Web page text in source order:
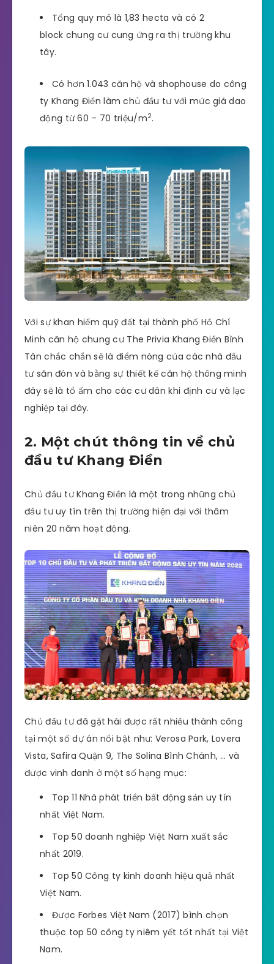
Tổng quy mô là 1,83 hecta và có 2
block chung cư cung ứng ra thị trường khu
tây.
Có hơn 1.043 căn hộ và shophouse do công
ty Khang Điền làm chủ đầu tư với mức giá dao
động từ 60 – 70 triệu/m2.
Với sự khan hiếm quỹ đất tại thành phố Hồ Chí
Minh căn hộ chung cư The Privia Khang Điền Bình
Tân chắc chắn sẽ là điểm nóng của các nhà đầu
tư săn đón và bằng sự thiết kế căn hộ thông minh
đây sẽ là tổ ấm cho các cư dân khi định cư và lạc
nghiệp tại đây.
2. Một chút thông tin về chủ
đầu tư Khang Điền
Chủ đầu tư Khang Điền là một trong những chủ
đầu tư uy tín trên thị trường hiện đại với thâm
niên 20 năm hoạt động.
Chủ đầu tư đã gặt hái được rất nhiều thành công
tại một số dự án nổi bật như: Verosa Park, Lovera
Vista, Safira Quận 9, The Solina Bình Chánh, … và
được vinh danh ở một số hạng mục:
Top 11 Nhà phát triển bất động sản uy tín
nhất Việt Nam.
Top 50 doanh nghiệp Việt Nam xuất sắc
nhất 2019.
Top 50 Công ty kinh doanh hiệu quả nhất
Việt Nam.
Được Forbes Việt Nam (2017) bình chọn
thuộc top 50 công ty niêm yết tốt nhất tại Việt
Nam.